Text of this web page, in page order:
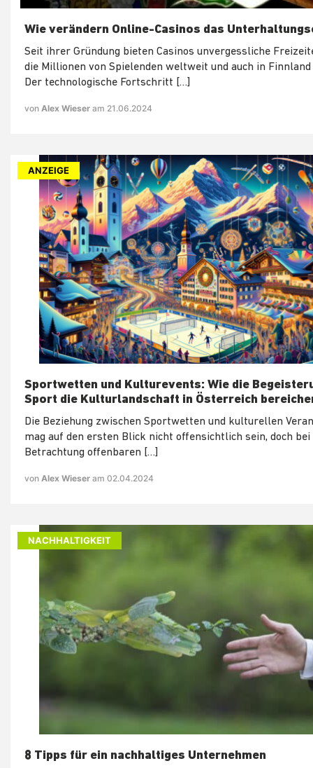
Wie verändern Online-Casinos das
Seit ihrer Gründung bieten Casinos unvergessliche
die Millionen von Spielenden weltweit und auch in Finnland
Der technologische Fortschritt […]
von Alex Wieser am 21.06.2024
ANZEIGE
Sportwetten und Kulturevents: Wie die
Sport die Kulturlandschaft in Österreich
Die Beziehung zwischen Sportwetten und kulturellen
mag auf den ersten Blick nicht offensichtlich sein, doch bei
Betrachtung offenbaren […]
von Alex Wieser am 02.04.2024
NACHHALTIGKEIT
8 Tipps für ein nachhaltiges Unternehmen